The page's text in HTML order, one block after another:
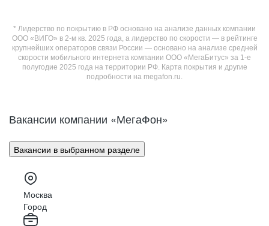
* Лидерство по покрытию в РФ основано на анализе данных компании
ООО «ВИГО» в 2-м кв. 2025 года, а лидерство по скорости — в рейтинге
крупнейших операторов связи России — основано на анализе средней
скорости мобильного интернета компании ООО «МегаБитус» за 1-е
полугодие 2025 года на территории РФ. Карта покрытия и другие
подробности на megafon.ru.
Вакансии компании «МегаФон»
Вакансии в выбранном разделе
Москва
Город